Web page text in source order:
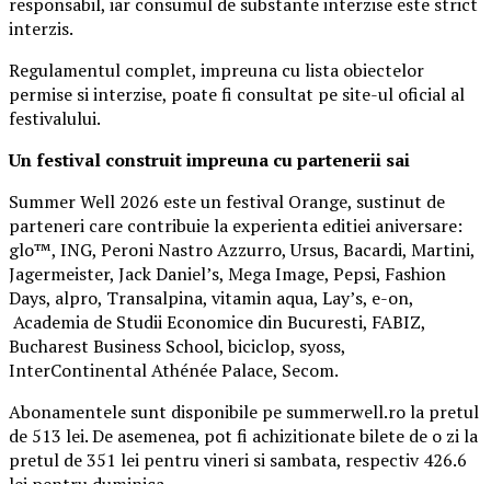
interzis.
Regulamentul complet, impreuna cu lista obiectelor
permise si interzise, poate fi consultat pe site-ul oficial al
festivalului.
Un festival construitimpreuna cu partenerii sai
Summer Well 2026 este un festival Orange, sustinut de
parteneri care contribuie la experienta editiei aniversare:
glo™, ING, Peroni Nastro Azzurro, Ursus, Bacardi, Martini,
Jagermeister, Jack Daniel’s, Mega Image, Pepsi, Fashion
Days, alpro, Transalpina, vitamin aqua, Lay’s, e-on,
Academia de Studii Economice din Bucuresti, FABIZ,
Bucharest Business School, biciclop, syoss,
InterContinental Athénée Palace, Secom.
Abonamentele sunt disponibile pe summerwell.ro la pretul
de 513 lei. De asemenea, pot fi achizitionate bilete de o zi la
pretul de 351 lei pentru vineri si sambata, respectiv 426.6